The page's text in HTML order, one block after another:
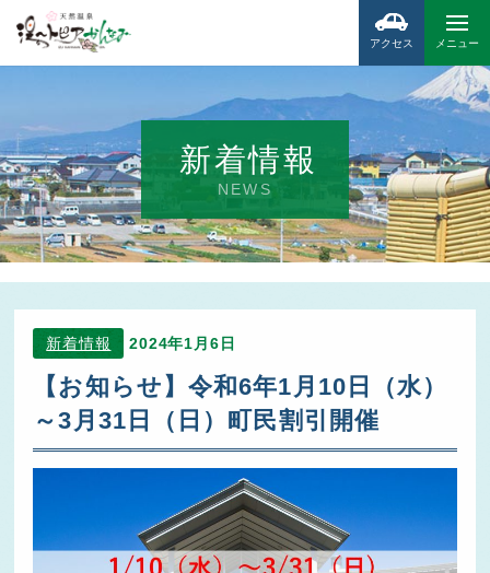
メニュー
アクセス
新着情報
NEWS
新着情報 2024年1月6日
【お知らせ】令和6年1月10日（水）
～3月31日（日）町民割引開催